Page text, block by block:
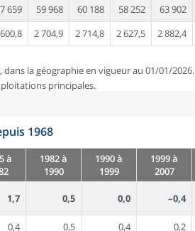
659 59 968 60 188 58 252 63 902
2 704,9 2 714,8 2 627,5 2 882,4
la géographie en vigueur au 01/01/2026.
principales.
1968
à
1982 à
1990
1990 à
1999
1999 à
2007
1,7 0,5 0,0 –0,4
0,4 0,5 0,4 0,2